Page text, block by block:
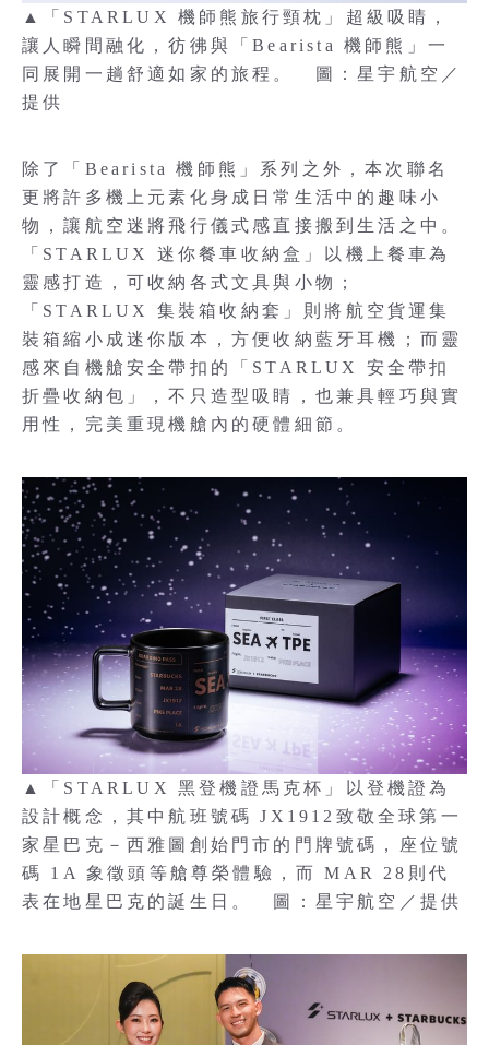
▲「STARLUX 機師熊旅行頸枕」超級吸睛，
讓人瞬間融化，彷彿與「Bearista 機師熊」一
同展開一趟舒適如家的旅程。 圖：星宇航空／
提供
除了「Bearista 機師熊」系列之外，本次聯名
更將許多機上元素化身成日常生活中的趣味小
物，讓航空迷將飛行儀式感直接搬到生活之中。
「STARLUX 迷你餐車收納盒」以機上餐車為
靈感打造，可收納各式文具與小物；
「STARLUX 集裝箱收納套」則將航空貨運集
裝箱縮小成迷你版本，方便收納藍牙耳機；而靈
感來自機艙安全帶扣的「STARLUX 安全帶扣
折疊收納包」，不只造型吸睛，也兼具輕巧與實
用性，完美重現機艙內的硬體細節。
▲「STARLUX 黑登機證馬克杯」以登機證為
設計概念，其中航班號碼 JX1912致敬全球第一
家星巴克－西雅圖創始門市的門牌號碼，座位號
碼 1A 象徵頭等艙尊榮體驗，而 MAR 28則代
表在地星巴克的誕生日。 圖：星宇航空／提供